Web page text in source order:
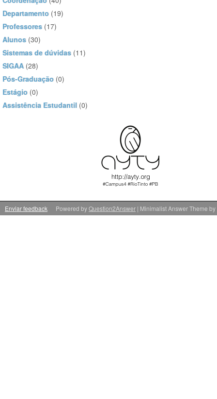
Departamento (19)
Professores (17)
Alunos (30)
Sistemas de dúvidas (11)
SIGAA (28)
Pós-Graduação (0)
Estágio (0)
Assistência Estudantil (0)
Enviar feedback | Minimalist Answer Theme by
Powered byQuestion2Answer